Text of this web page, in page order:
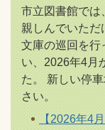
市立図書館では
親しんでいただ
文庫の巡回を行
い、2026年4月
た。 新しい停
さい。
【2026年4